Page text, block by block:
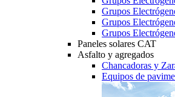
Grupos
Grupos
Grupos
Paneles solares CAT
Asfalto y agregados
Chancadoras y
Equipos de